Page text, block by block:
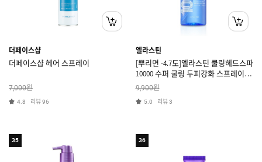
더페이스샵
더페이스샵 헤어 스프레이
7,000원
4.8 리뷰96
엘라스틴
[뿌리면 -4.7도]엘라스틴 쿨링헤드스파
10000 수퍼 쿨링 두피강화 스프레이
150ml x 1개
9,900원
5.0 리뷰3
35 36